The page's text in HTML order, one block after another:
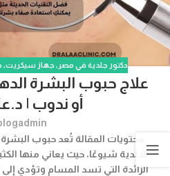
دكتور جلدية في مصر , جهاز سيكريت,
علاج حبوب البشرة
أو ندوب |
محتويات المقالة تُعد حبوب
الجلدية شيوعًا، حيث يعاني منها
الزائدة التي تسد المسام وتؤدي